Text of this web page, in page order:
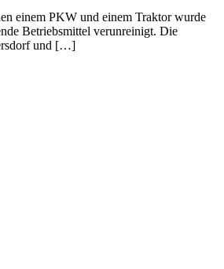
einem PKW und einem Traktor wurde
Betriebsmittel verunreinigt. Die
und […]